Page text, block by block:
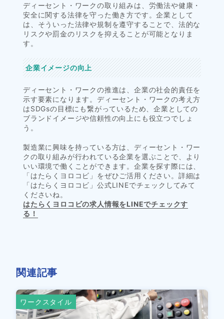
ディーセント・ワークの取り組みは、労働法や健康・
安全に関する法律を守った働き方です。企業として
は、そういった法律や規制を遵守することで、法的な
リスクや罰金のリスクを抑えることが可能となりま
す。
企業イメージの向上
ディーセント・ワークの推進は、企業の社会的責任を
示す要素になります。ディーセント・ワークの考え方
はSDGsの目標にも繋がっているため、企業としての
ブランドイメージや信頼性の向上にも役立つでしょ
う。
製造業に興味を持っている方は、ディーセント・ワー
クの取り組みが行われている企業を選ぶことで、より
いい環境で働くことができます。企業を探す際には、
「はたらくヨロコビ」をぜひご活用ください。詳細は
「はたらくヨロコビ」公式LINEでチェックしてみて
くださいね。
はたらくヨロコビの求人情報をLINEでチェックす
る！
関連記事
ワークスタイル